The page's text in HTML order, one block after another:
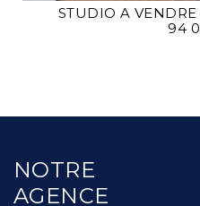
STUDIO A VENDRE
94
NOTRE
AGENCE